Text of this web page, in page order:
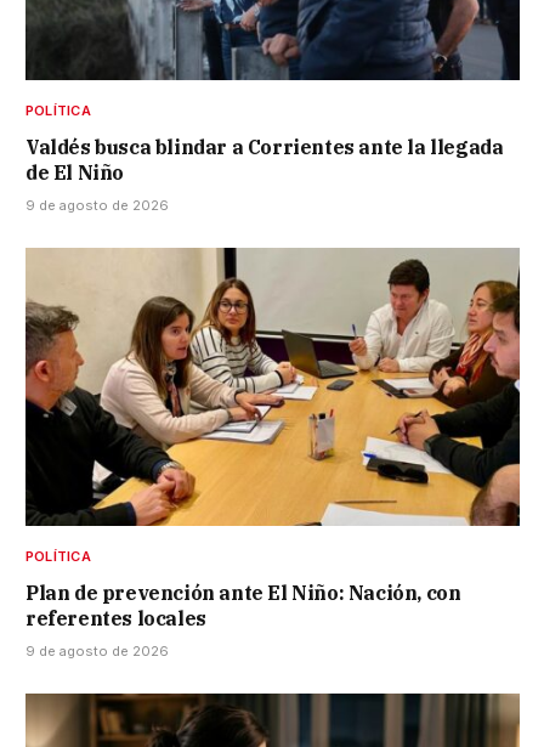
POLÍTICA
Valdés busca blindar a Corrientes ante la llegada
de El Niño
9 de agosto de 2026
POLÍTICA
Plan de prevención ante El Niño: Nación, con
referentes locales
9 de agosto de 2026